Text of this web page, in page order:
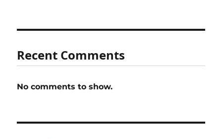
Recent Comments
No comments to show.